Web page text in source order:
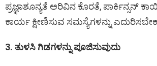
ಪ್ರಜ್ಞಾಶೂನ್ಯತೆ ಅರಿವಿನ ಕೊರತೆ, ಪಾರ್ಕಿನ್ಸನ್
ಕಾರ್ಯ ಕ್ಷೀಣಿಸುವ ಸಮಸ್ಯೆಗಳನ್ನು
3. ತುಳಸಿ ಗಿಡಗಳನ್ನು ಪೂಜಿಸುವುದು